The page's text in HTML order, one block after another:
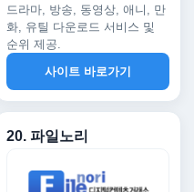
드라마, 방송, 동영상, 애니, 만
화, 유틸 다운로드 서비스 및
순위 제공.
사이트 바로가기
20. 파일노리